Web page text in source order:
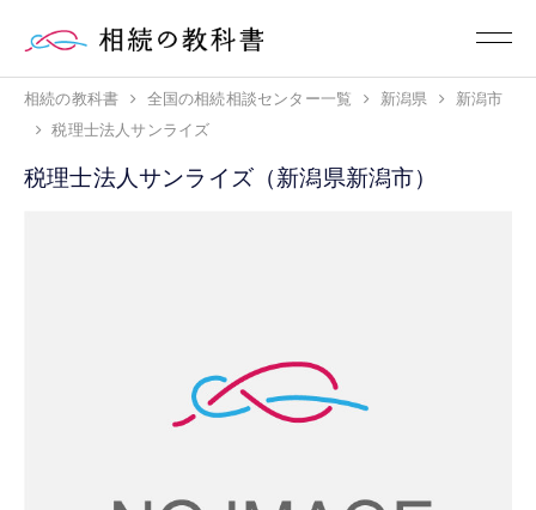
相続の教科書 全国の相続相談センター一覧 新潟県
新潟市
税理士法人サンライズ
税理士法人サンライズ（新潟県新潟市）